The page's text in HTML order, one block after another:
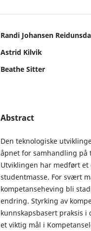
Randi Johansen
Astrid Kilvik
Beathe Sitter
Abstract
Den teknologiske
åpnet for samhandling på
Utviklingen har medført
studentmasse. For svært
kompetanseheving bli
endring. Styrking av
kunnskapsbasert praksis i
et viktig mål i